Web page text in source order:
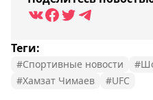
Теги:
#Спортивные новости
#Хамзат Чимаев
#UFC